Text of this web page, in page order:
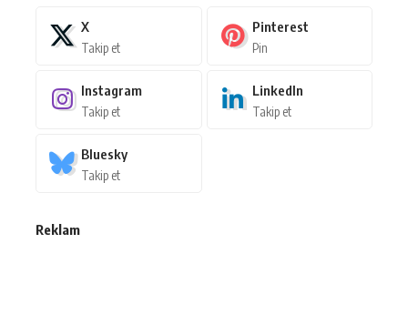
X
Takip et
Pinterest
Pin
Instagram
Takip et
LinkedIn
Takip et
Bluesky
Takip et
Reklam